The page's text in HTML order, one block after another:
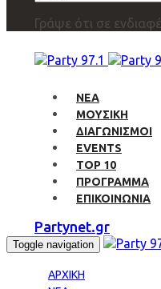
Γράψε ότι σε
ΝΕΑ
ΜΟΥΣΙΚΗ
ΔΙΑΓΩΝΙΣΜΟΙ
EVENTS
TOP 10
ΠΡΟΓΡΑΜΜΑ
ΕΠΙΚΟΙΝΩΝΙΑ
Partynet.gr
Toggle navigation
ΑΡΧΙΚΗ